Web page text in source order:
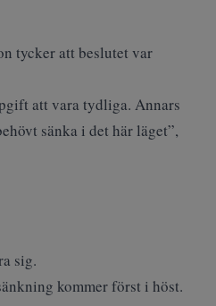
tycker att beslutet var
att vara tydliga. Annars
sänka i det här läget”,
sig.
kommer först i höst.